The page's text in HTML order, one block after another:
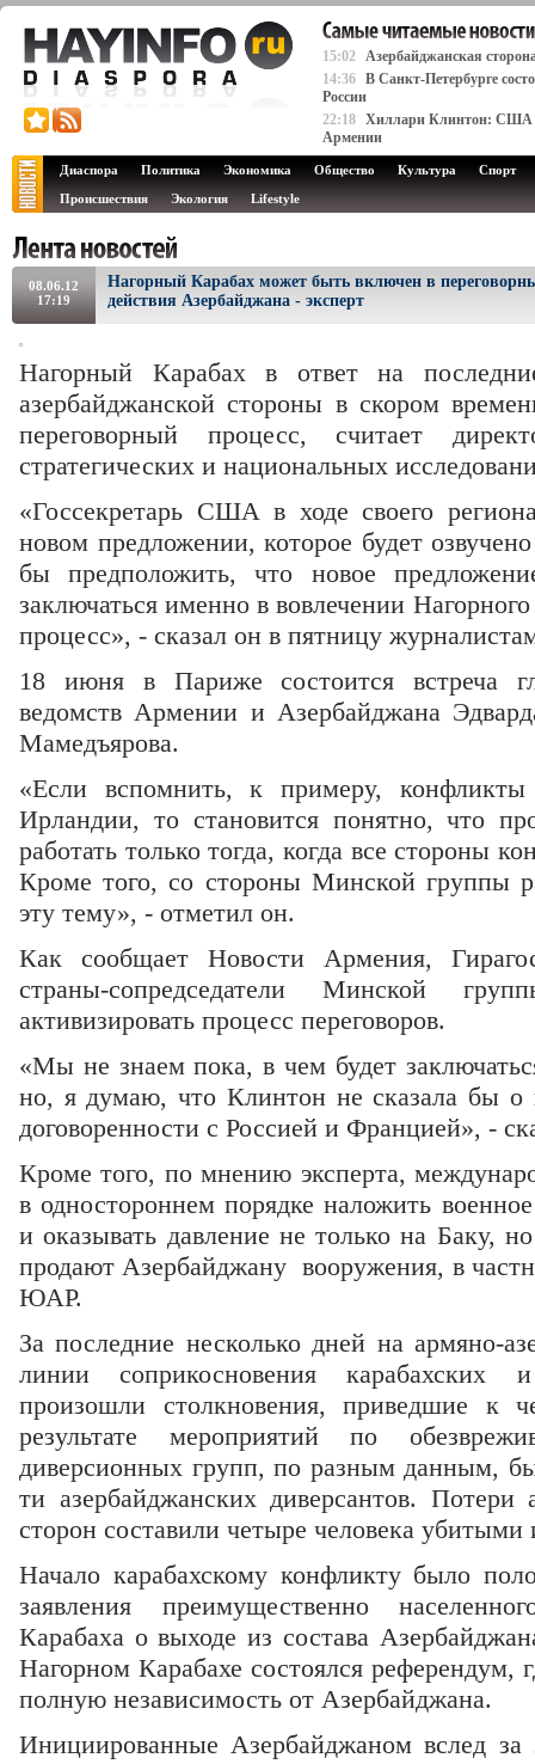
15:02 Азербайджанская
14:36 В Санкт-Петербурге
России
22:18 Хиллари Клинтон: США
Армении
Диаспора Политика Экономика Общество Культура
Спорт
Происшествия
Экология Lifestyle
08.06.12
17:19
Нагорный Карабах может быть включен в
действия Азербайджана - эксперт
Нагорный Карабах в ответ на
азербайджанской стороны в скором
переговорный процесс, считает
стратегических и национальных
«Госсекретарь США в ходе своего
новом предложении, которое будет
бы предположить, что новое
заключаться именно в вовлечении
процесс», - сказал он в пятницу
18 июня в Париже состоится встреча
ведомств Армении и Азербайджана
Мамедъярова.
«Если вспомнить, к примеру,
Ирландии, то становится понятно, что
работать только тогда, когда все стороны
Кроме того, со стороны Минской группы
эту тему», - отметил он.
Как сообщает Новости Армения,
страны-сопредседатели Минской
активизировать процесс переговоров.
«Мы не знаем пока, в чем будет
но, я думаю, что Клинтон не сказала бы о
договоренности с Россией и Францией», -
Кроме того, по мнению эксперта,
в одностороннем порядке наложить
и оказывать давление не только на Баку,
продают Азербайджану вооружения, в
ЮАР.
За последние несколько дней на армяно-
линии соприкосновения карабахских
произошли столкновения, приведшие к
результате мероприятий по
диверсионных групп, по разным данным,
ти азербайджанских диверсантов. Потери
сторон составили четыре человека
Начало карабахскому конфликту было
заявления преимущественно
Карабаха о выходе из состава
Нагорном Карабахе состоялся референдум,
полную независимость от Азербайджана.
Инициированные Азербайджаном вслед